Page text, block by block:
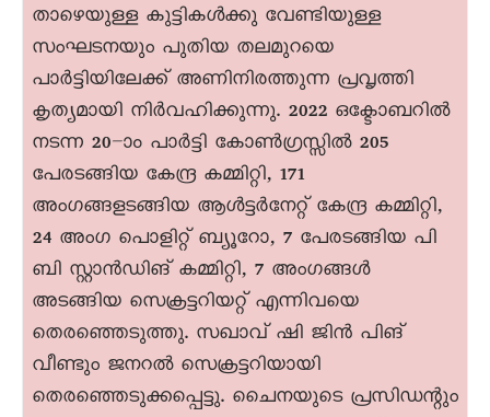
താഴെയുള്ള കുട്ടികൾക്കു വേണ്ടിയുള്ള
സംഘടനയും പുതിയ തലമുറയെ
പാർട്ടിയിലേക്ക് അണിനിരത്തുന്ന പ്രവൃത്തി
കൃത്യമായി നിർവഹിക്കുന്നു. 2022 ഒക്ടോബറിൽ
നടന്ന 20–ാം പാർട്ടി കോൺഗ്രസ്സിൽ 205
പേരടങ്ങിയ കേന്ദ്ര കമ്മിറ്റി, 171
അംഗങ്ങളടങ്ങിയ ആൾട്ടർനേറ്റ് കേന്ദ്ര കമ്മിറ്റി,
24 അംഗ പൊളിറ്റ് ബ്യൂറോ, 7 പേരടങ്ങിയ പി
ബി സ്റ്റാൻഡിങ് കമ്മിറ്റി, 7 അംഗങ്ങൾ
അടങ്ങിയ സെക്രട്ടറിയറ്റ് എന്നിവയെ
തെരഞ്ഞെടുത്തു. സഖാവ് ഷി ജിൻ പിങ്
വീണ്ടും ജനറൽ സെക്രട്ടറിയായി
തെരഞ്ഞെടുക്കപ്പെട്ടു. ചെെനയുടെ പ്രസിഡന്റും